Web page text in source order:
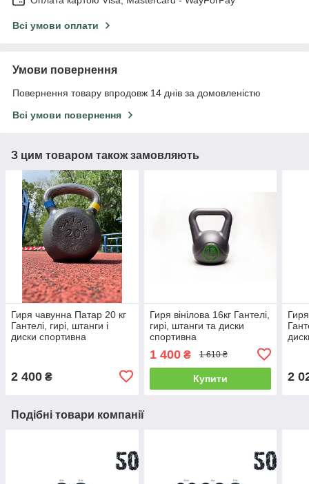
Всі умови оплати
Умови повернення
Повернення товару впродовж 14 днів за домовленістю
Всі умови повернення
З цим товаром також замовляють
Гиря чавунна Патар 20 кг
Гантелі, гирі, штанги і
диски спортивна
2 400 ₴
Гиря вінілова 16кг Гантелі,
гирі, штанги та диски
спортивна
1 400₴ 1 610 ₴
Купити 2
Подібні товари компанії